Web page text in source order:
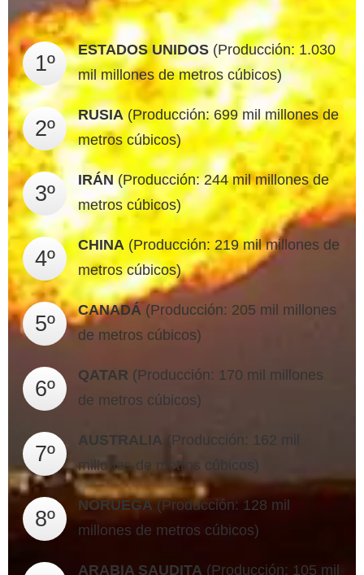
1º
ESTADOS UNIDOS(Producción: 1.030
mil millones de metros cúbicos)
2º
RUSIA(Producción: 699 mil millones de
metros cúbicos)
3º
IRÁN(Producción: 244 mil millones de
metros cúbicos)
4º
CHINA (Producción: 219 mil millones de
metros cúbicos)
5º
CANADÁ (Producción: 205 mil millones
de metros cúbicos)
6º
QATAR (Producción: 170 mil millones
de metros cúbicos)
7º
AUSTRALIA (Producción: 162 mil
millones de metros cúbicos)
8º
NORUEGA(Producción: 128 mil
millones de metros cúbicos)
ARABIA SAUDITA (Producción: 105 mil